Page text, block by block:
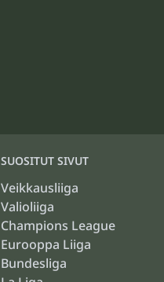
SUOSITUT SIVUT
Veikkausliiga
Valioliiga
Champions League
Eurooppa Liiga
Bundesliga